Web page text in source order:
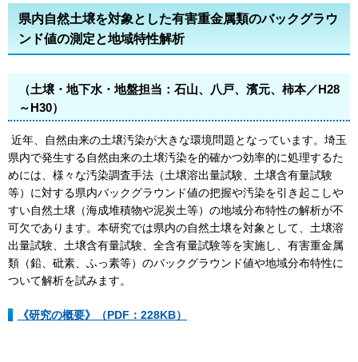
県内自然土壌を対象とした有害重金属類のバックグラウ
ンド値の測定と地域特性解析
（土壌・地下水・地盤担当：石山、八戸、濱元、柿本／H28
～H30）
近年、自然由来の土壌汚染が大きな環境問題となっています。埼玉
県内で発生する自然由来の土壌汚染を的確かつ効率的に処理するた
めには、様々な汚染調査手法（土壌溶出量試験、土壌含有量試験
等）に対する県内バックグラウンド値の把握や汚染を引き起こしや
すい自然土壌（海成堆積物や泥炭土等）の地域分布特性の解析が不
可欠であります。本研究では県内の自然土壌を対象として、土壌溶
出量試験、土壌含有量試験、全含有量試験等を実施し、有害重金属
類（鉛、砒素、ふっ素等）のバックグラウンド値や地域分布特性に
ついて解析を試みます。
《研究の概要》（PDF：228KB）